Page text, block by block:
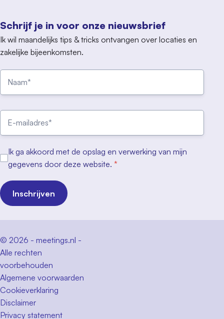
Schrijf je in voor onze nieuwsbrief
Ik wil maandelijks tips & tricks ontvangen over locaties en
zakelijke bijeenkomsten.
Ik ga akkoord met de opslag en verwerking van mijn
gegevens door deze website. *
Inschrijven
© 2026 - meetings.nl -
Alle rechten
voorbehouden
Algemene voorwaarden
Cookieverklaring
Disclaimer
Privacy statement